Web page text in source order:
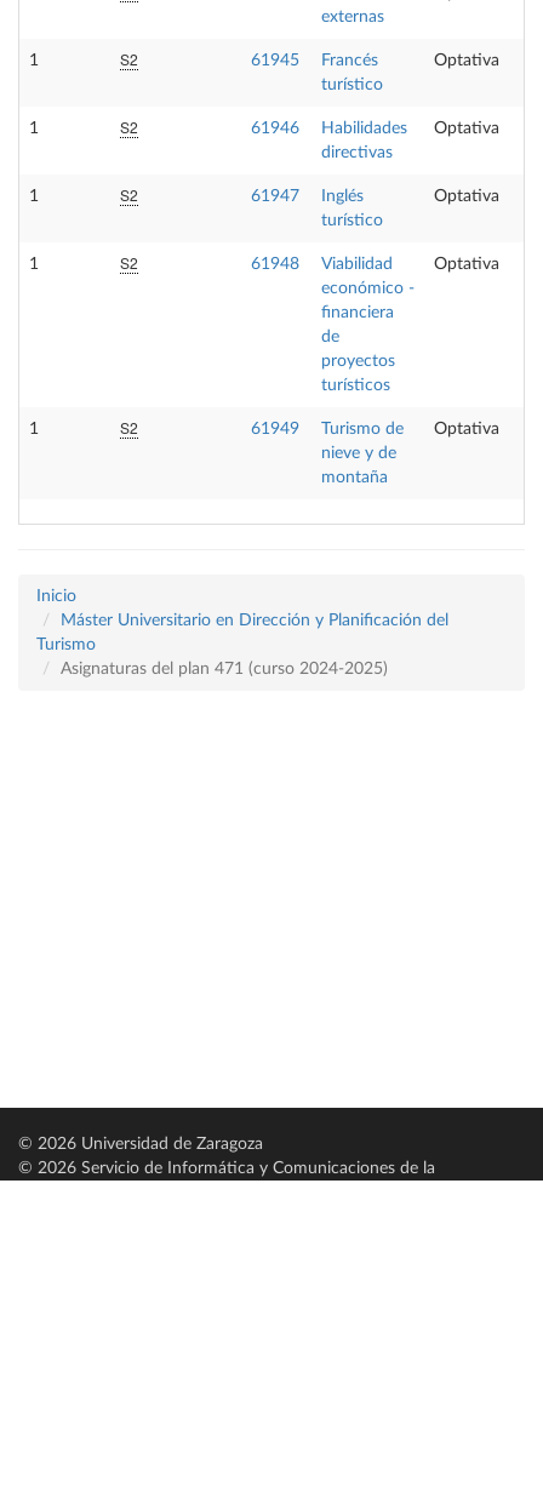
externas
1 S2 61945
Francés
turístico
Optativa
1 S2 61946
Habilidades
directivas
Optativa
1 S2 61947
Inglés
turístico
Optativa
1 S2 61948
Viabilidad
económico -
financiera
de
proyectos
turísticos
Optativa
1 S2 61949
Turismo de
nieve y de
montaña
Optativa
Inicio
Máster Universitario en Dirección y Planificación del
Turismo
Asignaturas del plan 471 (curso 2024-2025)
© 2026 Universidad de Zaragoza
© 2026 Servicio de Informática y Comunicaciones de la